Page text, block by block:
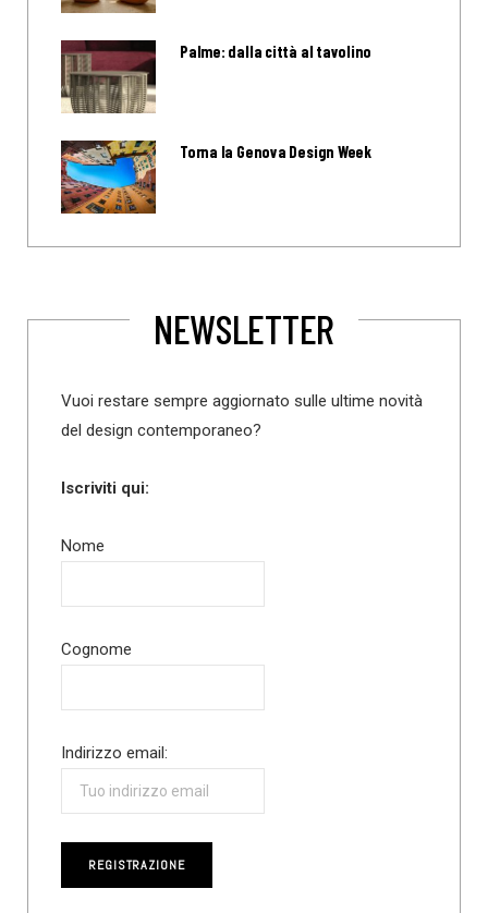
Palme: dalla città al tavolino
Torna la Genova Design Week
NEWSLETTER
Vuoi restare sempre aggiornato sulle ultime novità
del design contemporaneo?
Iscriviti qui:
Nome
Cognome
Indirizzo email: